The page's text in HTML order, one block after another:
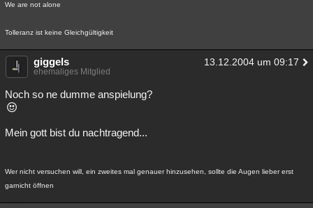
We are not alone
Tolleranz ist keine Gleichgültigkeit
giggels 13.12.2004 um 09:17
ehemaliges Mitglied
Noch so ne dumme anspielung?
Mein gott bist du nachtragend...
Wer nicht versuchen will, ein zweites mal genauer hinzusehen, sollte die Augen lieber erst
garnicht öffnen